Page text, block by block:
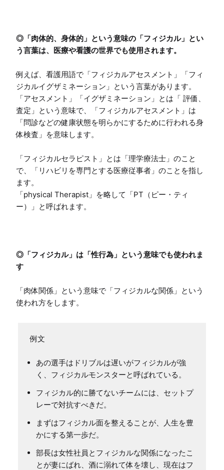
◎「肉体的、身体的」という意味の「フィジカル」とい
う言葉は、医療や看護の世界でも使用されます。
例えば、看護用語で「フィジカルアセスメント」「フィ
ジカルイグザミネーション」という言葉があります。
「アセスメント」「イグザミネーション」とは「 評価、
査定」という意味で、「フィジカルアセスメント」は
「問診などの健康状態を明らかにするために行われる身
体検査」を意味します。
「フィジカルセラピスト」とは「理学療法士」のこと
で、「リハビリを専門とする医療従事者」のことを指し
ます。
「physical Therapist」を略して「PT（ピー・ティ
ー）」と呼ばれます。
◎「フィジカル」は「性行為」という意味でも使われま
す
「肉体関係」という意味で「フィジカルな関係」という
使われ方をします。
あの選手はドリブルは遅いがフィジカルが強
く、フィジカルモンスターと呼ばれている。
フィジカル的に勝てないチームには、セットプ
レーで対抗すべきだ。
まずはフィジカル面を整えることが、人生を豊
かにする第一歩だ。
部長は女性社員とフィジカルな関係になったこ
とが妻にばれ、酒に溺れて体を壊し、現在はフ